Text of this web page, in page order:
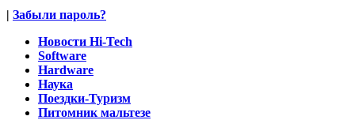
| Забыли пароль?
Новости Hi-Tech
Software
Hardware
Наука
Поездки-Туризм
Питомник мальтезе